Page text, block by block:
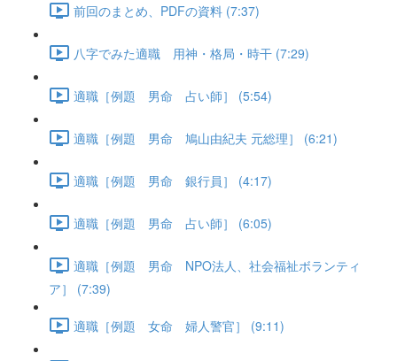
前回のまとめ、PDFの資料 (7:37)
八字でみた適職 用神・格局・時干 (7:29)
適職［例題 男命 占い師］ (5:54)
適職［例題 男命 鳩山由紀夫 元総理］ (6:21)
適職［例題 男命 銀行員］ (4:17)
適職［例題 男命 占い師］ (6:05)
適職［例題 男命 NPO法人、社会福祉ボランティ
ア］ (7:39)
適職［例題 女命 婦人警官］ (9:11)